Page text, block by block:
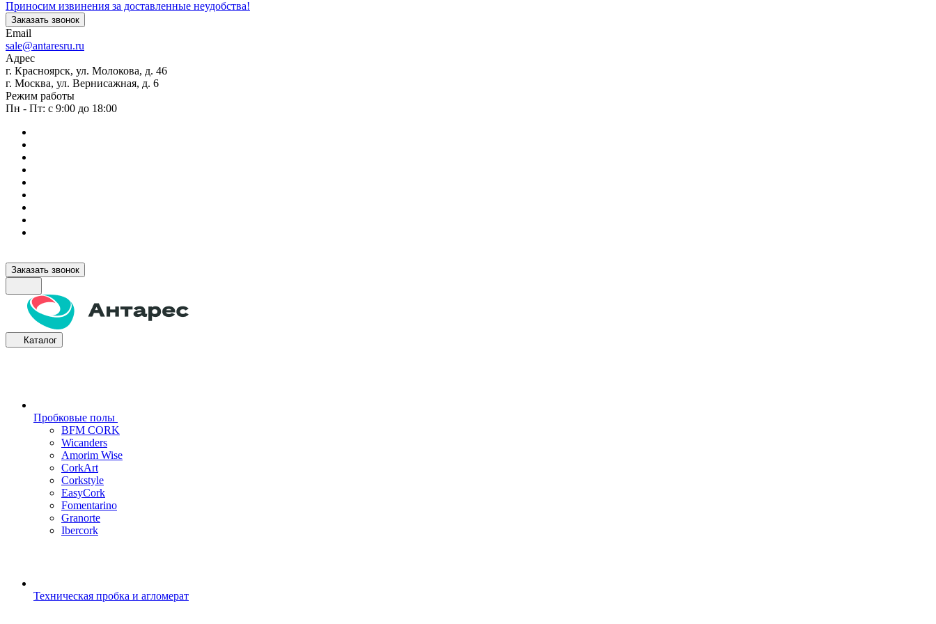
Приносим извинения за доставленные неудобства!
Заказать звонок
Email
sale@antaresru.ru
Адрес
г. Красноярск, ул. Молокова, д. 46
г. Москва, ул. Вернисажная, д. 6
Режим работы
Пн - Пт: с 9:00 до 18:00
Заказать звонок
Каталог
Пробковые полы
BFM CORK
Wicanders
Amorim Wise
CorkArt
Corkstyle
EasyCork
Fomentarino
Granorte
Ibercork
Техническая пробка и агломерат